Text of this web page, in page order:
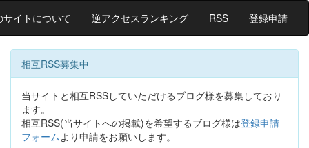
サイトについて 逆アクセスランキング RSS 登録申請
相互RSS募集中
当サイトと相互RSSしていただけるブログ様を募集しており
ます。
相互RSS(当サイトへの掲載)を希望するブログ様は登録申請
フォームより申請をお願いします。